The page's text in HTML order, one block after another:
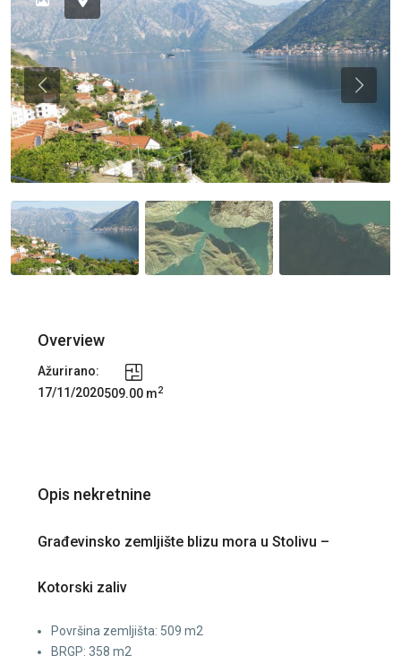
Previous
Overview
Ažurirano:
17/11/2020509.00 m2
Opis nekretnine
Građevinsko zemljište blizu mora u Stolivu –
Kotorski zaliv
Površina zemljišta: 509 m2
BRGP: 358 m2